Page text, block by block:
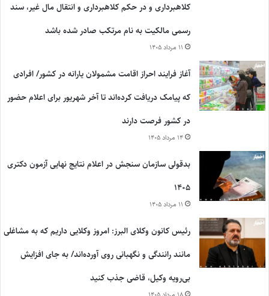
کلاهبرداری و در حکم کلاهبرداری و انتقال مال غیر، سند
رسمی مالکیت به نام مرتکب صادر شده باشد
۱۱ مرداد ۱۴۰۵
آغاز فرایند احراز اقامت مشمولان یارانه در کشور/ افرادی
که پیامک دریافت کرده‌اند تا آخر شهریور برای اعلام حضور
در کشور فرصت دارند
۱۴ مرداد ۱۴۰۵
بدقولی سازمان سنجش در اعلام نتایج نهایی آزمون دکتری
۱۴۰۵
۱۱ مرداد ۱۴۰۵
رئیس کانون وکلای البرز: امروز وکلایی داریم که به مشاغلی
مانند رانندگی و نگهبانی روی آورده‌اند/ به جای افزایش
بی‌رویه وکیل، قاضی جذب کنید